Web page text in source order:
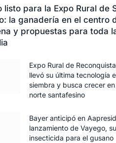
listo para la Expo Rural de
la ganadería en el centro
y propuestas para toda
Expo Rural de
llevó su última tecnología
siembra y busca crecer
norte santafesino
Bayer anticipó en
lanzamiento de Vayego,
insecticida para el gusano